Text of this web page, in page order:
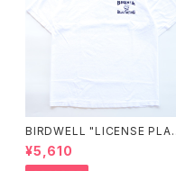
BIRDWELL "LICENSE PLAT
E TEE"
¥5,610